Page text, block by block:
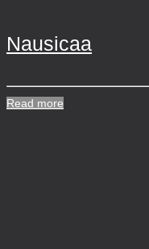
Nausicaa
Read more